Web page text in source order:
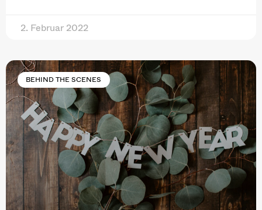
2. Februar 2022
BEHIND THE SCENES